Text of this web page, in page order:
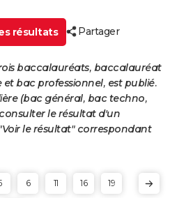
résultats Partager
baccalauréats, baccalauréat
bac professionnel, est publié.
(bac général, bac techno,
le résultat d'un
le résultat" correspondant
6 11 16 19